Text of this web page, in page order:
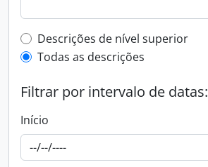
Top-level description filter
Descrições de nível superior
Todas as descrições
Filtrar por intervalo de datas:
Início